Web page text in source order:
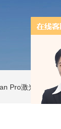
Pro激光跟踪仪